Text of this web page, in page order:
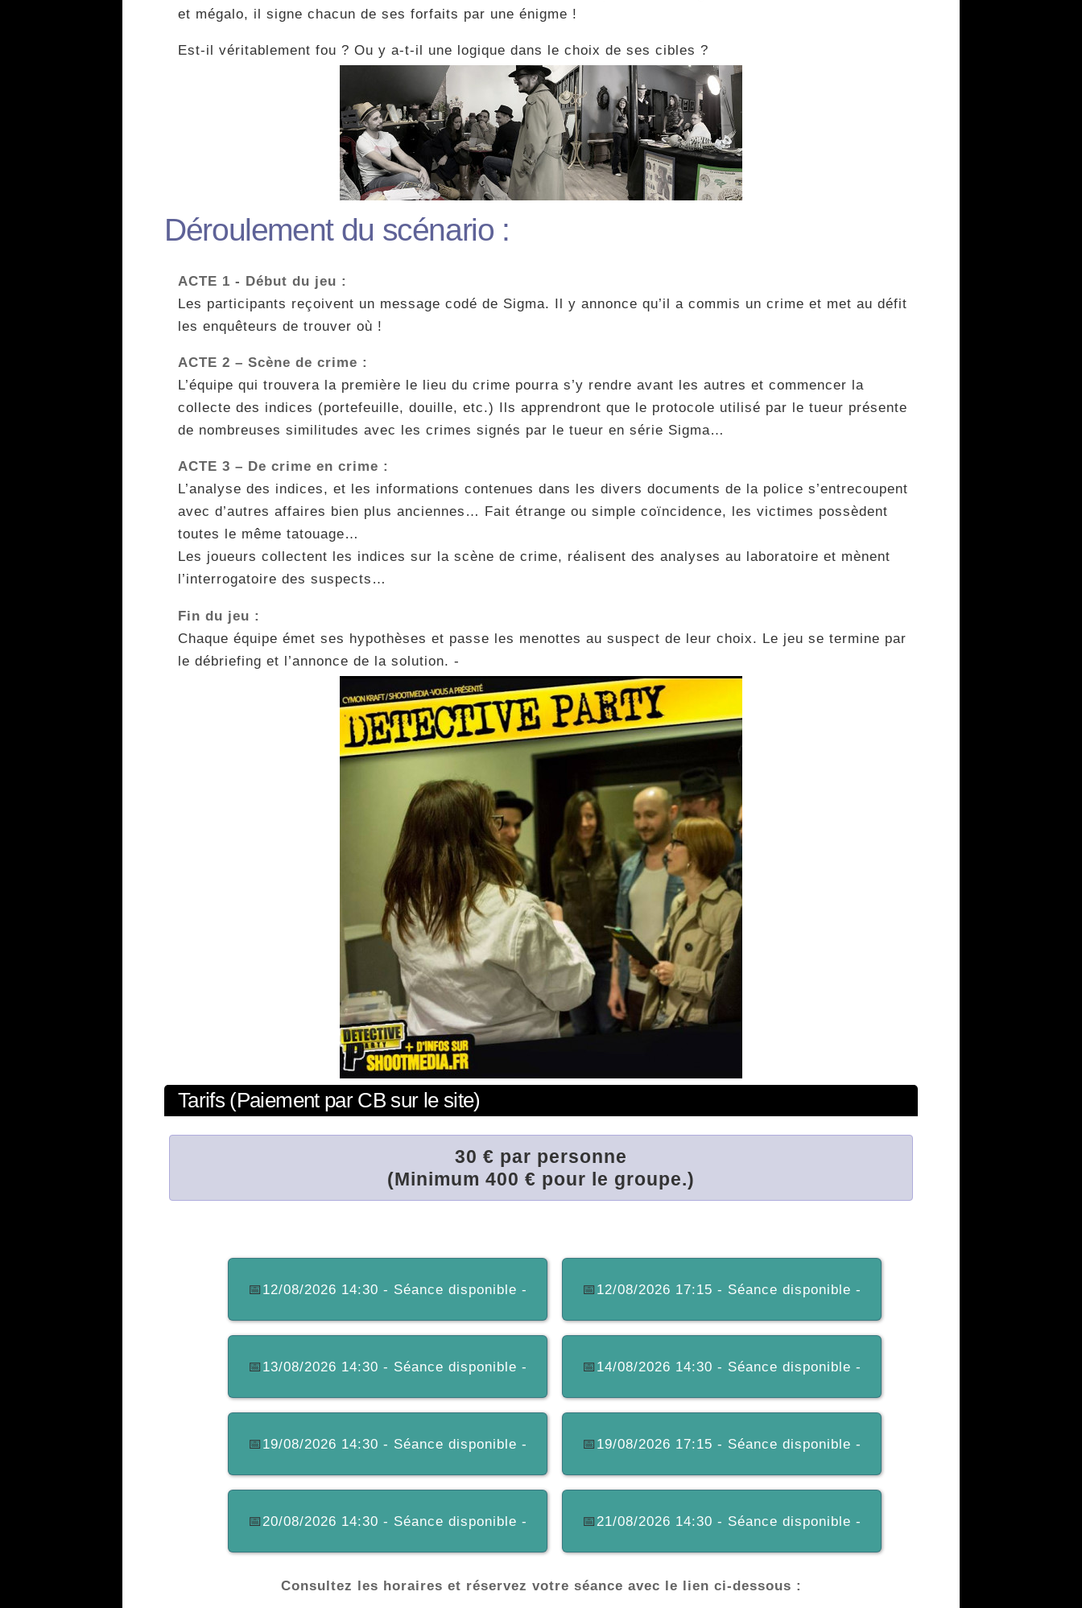
et mégalo, il signe chacun de ses forfaits par une énigme !
Est-il véritablement fou ? Ou y a-t-il une logique dans le choix de ses cibles ?
Déroulement du scénario :
ACTE 1 - Début du jeu :
Les participants reçoivent un message codé de Sigma. Il y annonce qu’il a commis un crime et met au défit
les enquêteurs de trouver où !
ACTE 2 – Scène de crime :
L’équipe qui trouvera la première le lieu du crime pourra s’y rendre avant les autres et commencer la
collecte des indices (portefeuille, douille, etc.) Ils apprendront que le protocole utilisé par le tueur présente
de nombreuses similitudes avec les crimes signés par le tueur en série Sigma…
ACTE 3 – De crime en crime :
L’analyse des indices, et les informations contenues dans les divers documents de la police s’entrecoupent
avec d’autres affaires bien plus anciennes… Fait étrange ou simple coïncidence, les victimes possèdent
toutes le même tatouage…
Les joueurs collectent les indices sur la scène de crime, réalisent des analyses au laboratoire et mènent
l’interrogatoire des suspects…
Fin du jeu :
Chaque équipe émet ses hypothèses et passe les menottes au suspect de leur choix. Le jeu se termine par
le débriefing et l’annonce de la solution. -
Tarifs (Paiement par CB sur le site)
30 € par personne
(Minimum 400 € pour le groupe.)
📅 12/08/2026 14:30 - Séance disponible - 📅 12/08/2026 17:15 - Séance disponible -
📅 13/08/2026 14:30 - Séance disponible - 📅 14/08/2026 14:30 - Séance disponible -
📅 19/08/2026 14:30 - Séance disponible - 📅 19/08/2026 17:15 - Séance disponible -
📅20/08/2026 14:30 - Séance disponible - 📅21/08/2026 14:30 - Séance disponible -
Consultez les horaires et réservez votre séance avec le lien ci-dessous :